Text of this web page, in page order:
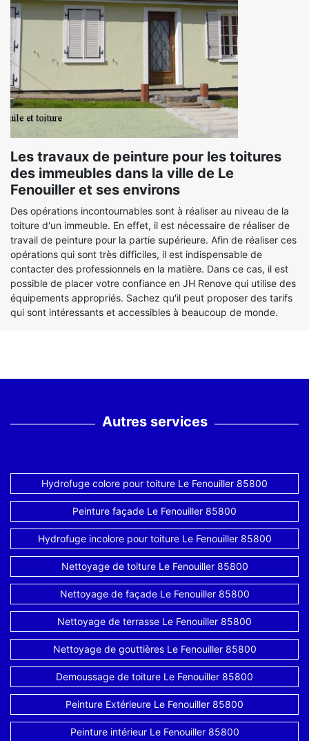
Les travaux de peinture pour les toitures
des immeubles dans la ville de Le
Fenouiller et ses environs
Des opérations incontournables sont à réaliser au niveau de la
toiture d'un immeuble. En effet, il est nécessaire de réaliser de
travail de peinture pour la partie supérieure. Afin de réaliser ces
opérations qui sont très difficiles, il est indispensable de
contacter des professionnels en la matière. Dans ce cas, il est
possible de placer votre confiance en JH Renove qui utilise des
équipements appropriés. Sachez qu'il peut proposer des tarifs
qui sont intéressants et accessibles à beaucoup de monde.
Autres services
Hydrofuge colore pour toiture Le Fenouiller 85800
Peinture façade Le Fenouiller 85800
Hydrofuge incolore pour toiture Le Fenouiller 85800
Nettoyage de toiture Le Fenouiller 85800
Nettoyage de façade Le Fenouiller 85800
Nettoyage de terrasse Le Fenouiller 85800
Nettoyage de gouttières Le Fenouiller 85800
Demoussage de toiture Le Fenouiller 85800
Peinture Extérieure Le Fenouiller 85800
Peinture intérieur Le Fenouiller 85800